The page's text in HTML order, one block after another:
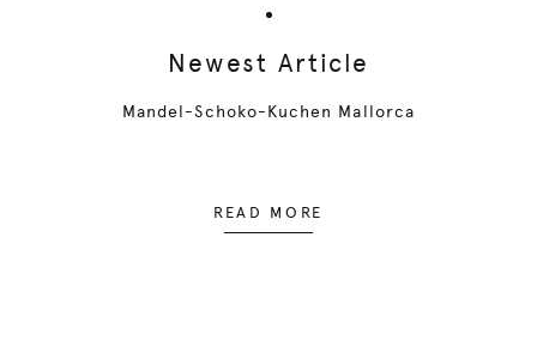
Newest Article
Mandel-Schoko-Kuchen Mallorca
READ MORE